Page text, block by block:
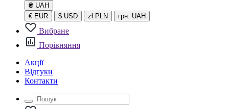
₴ UAH
€ EUR $ USD zł PLN грн. UAH
Вибране
Порівняння
Акції
Відгуки
Контакти